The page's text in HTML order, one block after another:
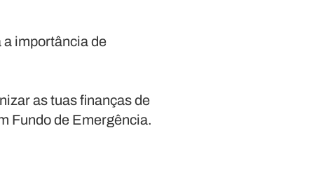
importância de
as tuas finanças de
Fundo de Emergência.